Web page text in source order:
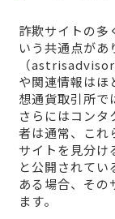
詐欺サイトの多
いう共通点があ
（
や関連情報はほ
想通貨取引所で
さらにはコン
者は通常、これ
サイトを見分け
と公開されて
ある場合、そ
ます。